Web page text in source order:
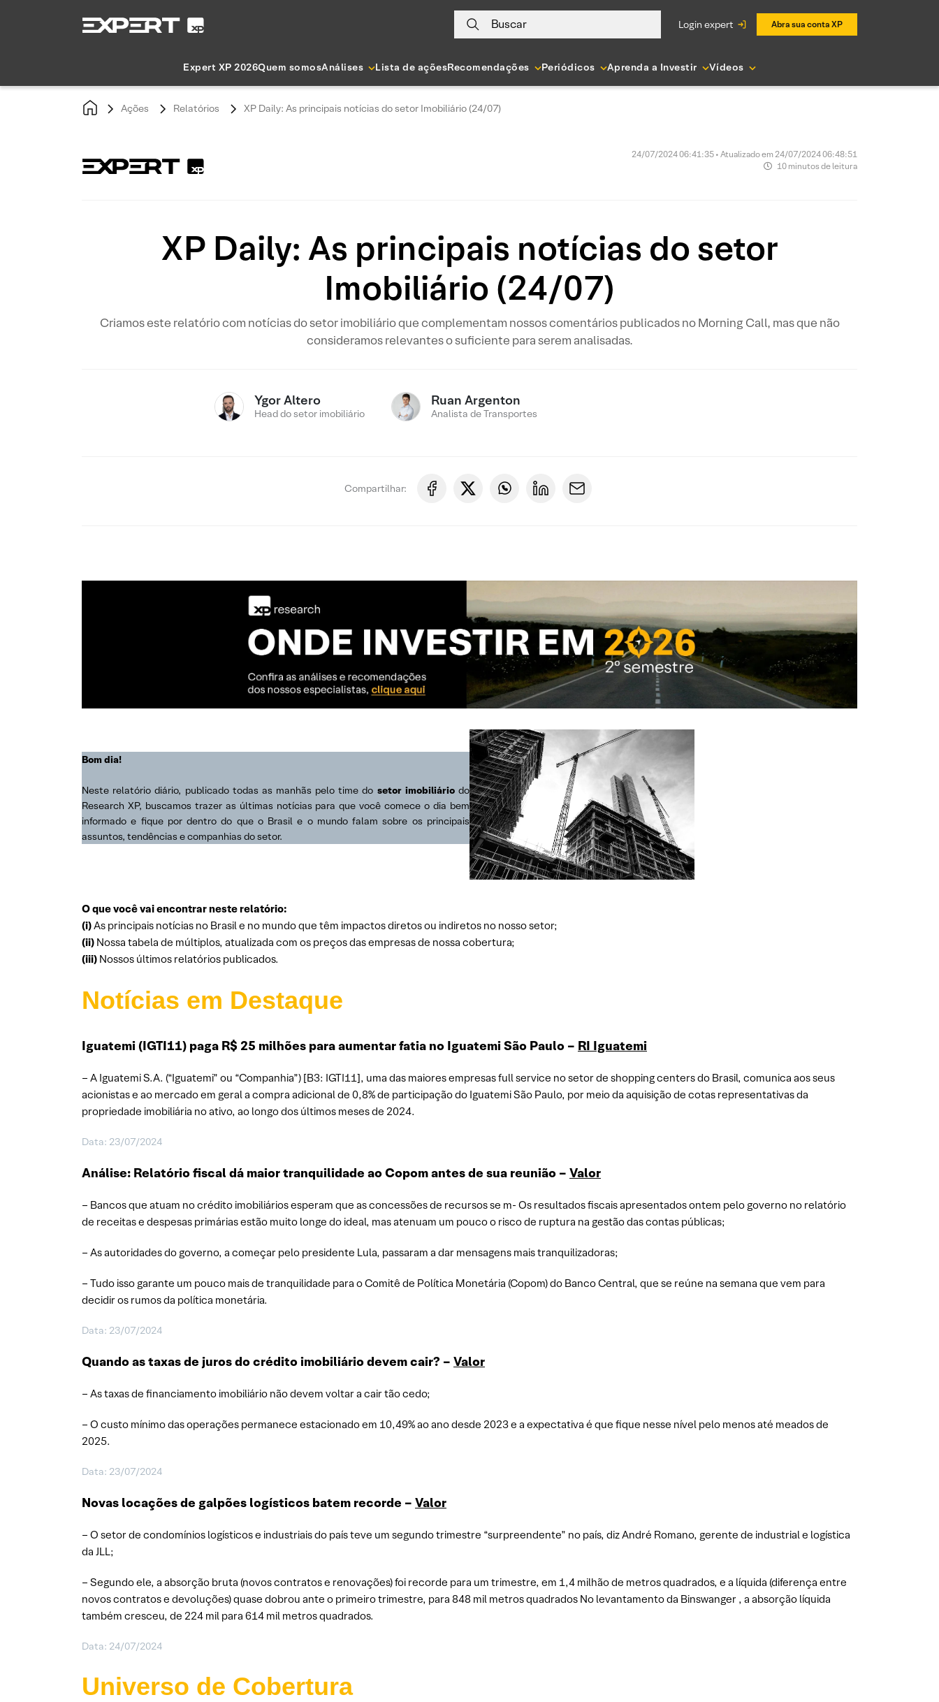
Buscar login expert Abra sua conta XP
Expert XP 2026Quem somosAnálises Lista de açõesRecomendações Periódicos Aprenda a Investir Vídeos
Ações Relatórios XP Daily: As principais notícias do setor Imobiliário (24/07)
24/07/2024 06:41:35 • Atualizado em 24/07/2024 06:48:51
10 minutos de leitura
XP Daily: As principais notícias do setor
Imobiliário (24/07)
Criamos este relatório com notícias do setor imobiliário que complementam nossos comentários publicados no Morning Call, mas que não
consideramos relevantes o suficiente para serem analisadas.
Ygor Altero
Head do setor imobiliário
Ruan Argenton
Analista de Transportes
Compartilhar:
Bom dia!
Neste relatório diário, publicado todas as manhãs pelo time do setor imobiliáriodo
Research XP, buscamos trazer as últimas notícias para que você comece o dia bem
informado e fique por dentro do que o Brasil e o mundo falam sobre os principais
assuntos, tendências e companhias do setor.
O que você vai encontrar neste relatório:
(i)As principais notícias no Brasil e no mundo que têm impactos diretos ou indiretos no nosso setor;
(ii) Nossa tabela de múltiplos, atualizada com os preços das empresas de nossa cobertura;
(iii) Nossos últimos relatórios publicados.
Notícias em Destaque
Iguatemi (IGTI11) paga R$ 25 milhões para aumentar fatia no Iguatemi São Paulo – RI Iguatemi
– A Iguatemi S.A. (“Iguatemi” ou “Companhia”) [B3: IGTI11], uma das maiores empresas full service no setor de shopping centers do Brasil, comunica aos seus
acionistas e ao mercado em geral a compra adicional de 0,8% de participação do Iguatemi São Paulo, por meio da aquisição de cotas representativas da
propriedade imobiliária no ativo, ao longo dos últimos meses de 2024.
Data: 23/07/2024
Análise: Relatório fiscal dá maior tranquilidade ao Copom antes de sua reunião – Valor
– Bancos que atuam no crédito imobiliários esperam que as concessões de recursos se m- Os resultados fiscais apresentados ontem pelo governo no relatório
de receitas e despesas primárias estão muito longe do ideal, mas atenuam um pouco o risco de ruptura na gestão das contas públicas;
– As autoridades do governo, a começar pelo presidente Lula, passaram a dar mensagens mais tranquilizadoras;
– Tudo isso garante um pouco mais de tranquilidade para o Comitê de Política Monetária (Copom) do Banco Central, que se reúne na semana que vem para
decidir os rumos da política monetária.
Data: 23/07/2024
Quando as taxas de juros do crédito imobiliário devem cair? – Valor
– As taxas de financiamento imobiliário não devem voltar a cair tão cedo;
– O custo mínimo das operações permanece estacionado em 10,49% ao ano desde 2023 e a expectativa é que fique nesse nível pelo menos até meados de
2025.
Data: 23/07/2024
Novas locações de galpões logísticos batem recorde – Valor
– O setor de condomínios logísticos e industriais do país teve um segundo trimestre “surpreendente” no país, diz André Romano, gerente de industrial e logística
da JLL;
– Segundo ele, a absorção bruta (novos contratos e renovações) foi recorde para um trimestre, em 1,4 milhão de metros quadrados, e a líquida (diferença entre
novos contratos e devoluções) quase dobrou ante o primeiro trimestre, para 848 mil metros quadrados No levantamento da Binswanger , a absorção líquida
também cresceu, de 224 mil para 614 mil metros quadrados.
Data: 24/07/2024
Universo de Cobertura